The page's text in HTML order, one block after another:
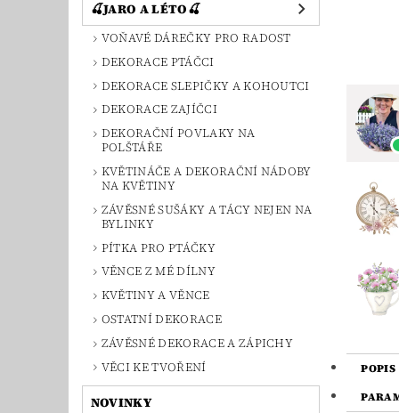
🍒JARO A LÉTO🍒
VOŇAVÉ DÁREČKY PRO RADOST
DEKORACE PTÁČCI
DEKORACE SLEPIČKY A KOHOUTCI
DEKORACE ZAJÍČCI
DEKORAČNÍ POVLAKY NA
POLŠTÁŘE
KVĚTINÁČE A DEKORAČNÍ NÁDOBY
NA KVĚTINY
ZÁVĚSNÉ SUŠÁKY A TÁCY NEJEN NA
BYLINKY
PÍTKA PRO PTÁČKY
VĚNCE Z MÉ DÍLNY
KVĚTINY A VĚNCE
OSTATNÍ DEKORACE
ZÁVĚSNÉ DEKORACE A ZÁPICHY
VĚCI KE TVOŘENÍ
NOVINKY
POPIS